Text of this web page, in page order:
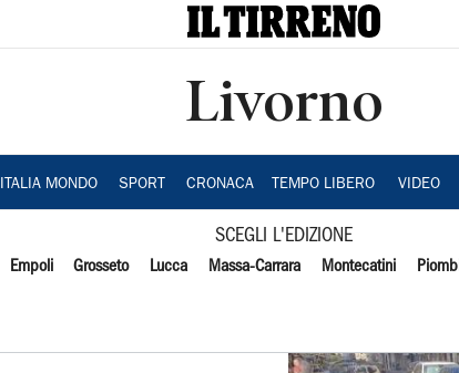
Livorno
ITALIA MONDO SPORT CRONACA TEMPO LIBERO VIDEO
SCEGLI L'EDIZIONE
Empoli Grosseto Lucca Massa-Carrara Montecatini